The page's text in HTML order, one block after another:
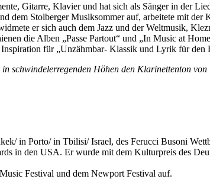
Gitarre, Klavier und hat sich als Sänger in der
dem Stolberger Musiksommer auf, arbeitete mit
er sich auch dem Jazz und der Weltmusik,
die Alben „Passe Partout“ und „In Music at
für „Unzähmbar- Klassik und Lyrik für den
schwindelerregenden Höhen den Klarinettenton
in Porto/ in Tbilisi/ Israel, des Ferucci Busoni
in den USA. Er wurde mit dem Kulturpreis des
Festival und dem Newport Festival auf.